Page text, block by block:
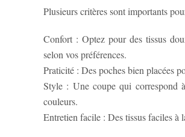
Confort : Optez pour des tissus
selon vos préférences.
Praticité : Des poches bien placées
Style : Une coupe qui correspond
couleurs.
Entretien facile : Des tissus faciles à